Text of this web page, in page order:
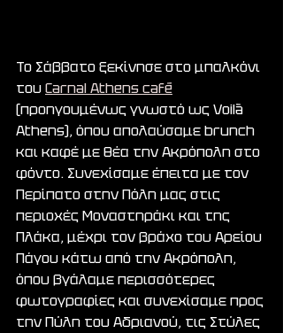
Το Σάββατο ξεκίνησε στο μπαλκόνι
του Carnal Athens café
(προηγουμένως γνωστό ως Voilà
Athens), όπου απολαύσαμε brunch
και καφέ με θέα την Ακρόπολη στο
φόντο. Συνεχίσαμε έπειτα με τον
Περίπατο στην Πόλη μας στις
περιοχές Μοναστηράκι και της
Πλάκα, μέχρι τον βράχο του Αρείου
Πάγου κάτω από την Ακρόπολη,
όπου βγάλαμε περισσότερες
φωτογραφίες και συνεχίσαμε προς
την Πύλη του Αδριανού, τις Στύλες